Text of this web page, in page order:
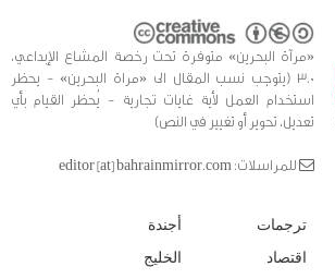
«مرآة البحرين» متوفرة تحت رخصة المشاع الإبداعي،
3.0 (يتوجب نسب المقال الى «مراة البحرين» - يحظر
استخدام العمل لأية غايات تجارية - يُحظر القيام بأي
تعديل، تحوير أو تغيير في النص)
للمراسلات: editor [at] bahrainmirror.com
ترجمات
اقتصاد
أجندة
الخليج